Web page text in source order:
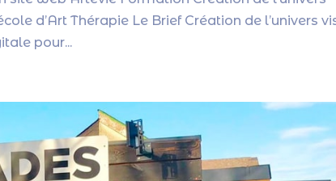
d’Art Thérapie Le Brief Création de l’univers
pour...